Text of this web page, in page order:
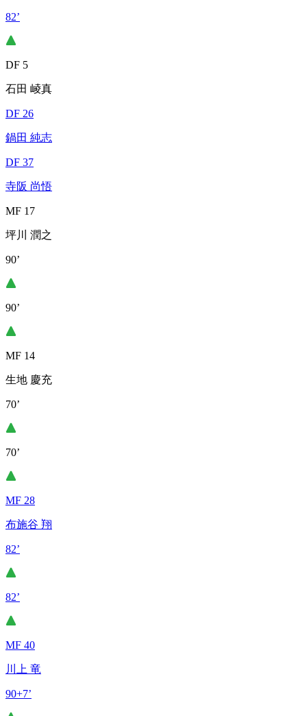
82’
DF 5
石田 崚真
DF 26
鍋田 純志
DF 37
寺阪 尚悟
MF 17
坪川 潤之
90’
90’
MF 14
生地 慶充
70’
70’
MF 28
布施谷 翔
82’
82’
MF 40
川上 竜
90+7’